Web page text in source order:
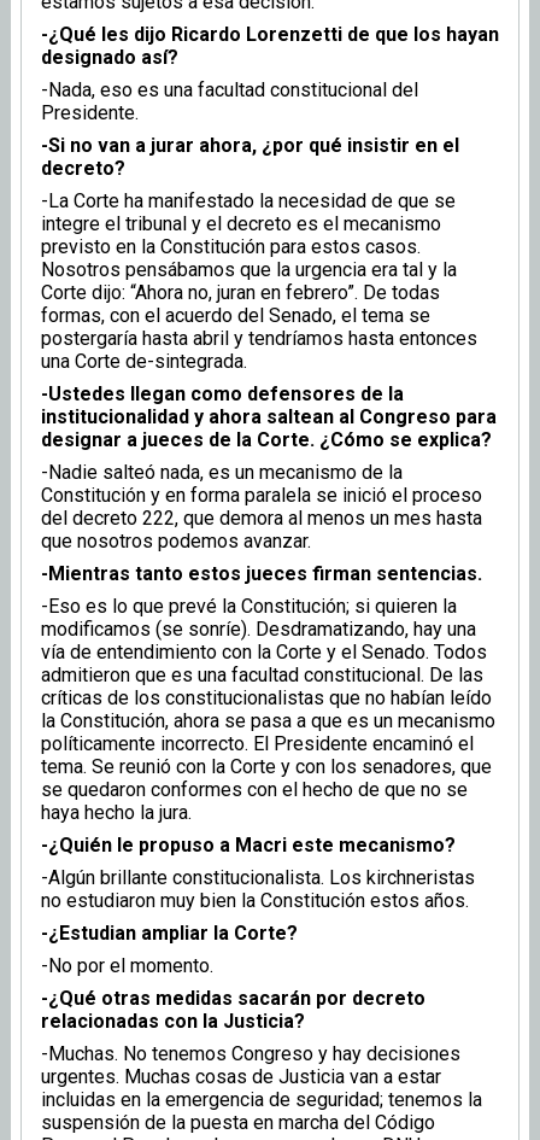
-¿Qué les dijo Ricardo Lorenzetti de que los hayan
designado así?
-Nada, eso es una facultad constitucional del
Presidente.
-Si no van a jurar ahora, ¿por qué insistir en el
decreto?
-La Corte ha manifestado la necesidad de que se
integre el tribunal y el decreto es el mecanismo
previsto en la Constitución para estos casos.
Nosotros pensábamos que la urgencia era tal y la
Corte dijo: “Ahora no, juran en febrero”. De todas
formas, con el acuerdo del Senado, el tema se
postergaría hasta abril y tendríamos hasta entonces
una Corte de-sintegrada.
-Ustedes llegan como defensores de la
institucionalidad y ahora saltean al Congreso para
designar a jueces de la Corte. ¿Cómo se explica?
-Nadie salteó nada, es un mecanismo de la
Constitución y en forma paralela se inició el proceso
del decreto 222, que demora al menos un mes hasta
que nosotros podemos avanzar.
-Mientras tanto estos jueces firman sentencias.
-Eso es lo que prevé la Constitución; si quieren la
modificamos (se sonríe). Desdramatizando, hay una
vía de entendimiento con la Corte y el Senado. Todos
admitieron que es una facultad constitucional. De las
críticas de los constitucionalistas que no habían leído
la Constitución, ahora se pasa a que es un mecanismo
políticamente incorrecto. El Presidente encaminó el
tema. Se reunió con la Corte y con los senadores, que
se quedaron conformes con el hecho de que no se
haya hecho la jura.
-¿Quién le propuso a Macri este mecanismo?
-Algún brillante constitucionalista. Los kirchneristas
no estudiaron muy bien la Constitución estos años.
-¿Estudian ampliar la Corte?
-No por el momento.
-¿Qué otras medidas sacarán por decreto
relacionadas con la Justicia?
-Muchas. No tenemos Congreso y hay decisiones
urgentes. Muchas cosas de Justicia van a estar
incluidas en la emergencia de seguridad; tenemos la
suspensión de la puesta en marcha del Código